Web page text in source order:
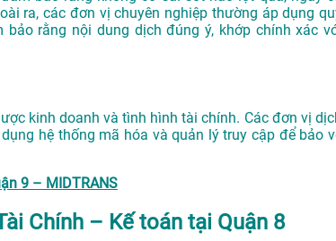
ra, các đơn vị chuyên nghiệp thường áp dụng
rằng nội dung dịch đúng ý, khớp chính xác
kinh doanh và tình hình tài chính. Các đơn vị
hệ thống mã hóa và quản lý truy cập để bảo
9 – MIDTRANS
Chính – Kế toán tại Quận 8